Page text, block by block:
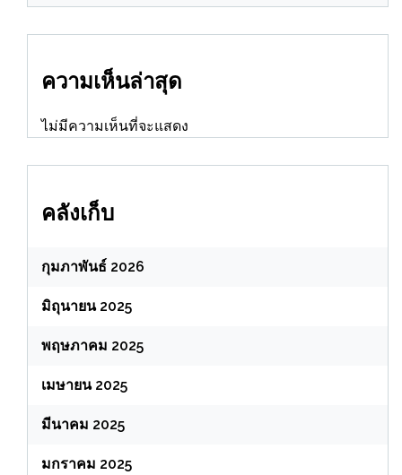
ความเห็นล่าสุด
ไม่มีความเห็นที่จะแสดง
คลังเก็บ
กุมภาพันธ์ 2026
มิถุนายน 2025
พฤษภาคม 2025
เมษายน 2025
มีนาคม 2025
มกราคม 2025